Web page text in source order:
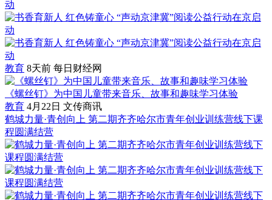
教育 8天前 每日财经网
《螺丝钉》为中国儿童带来音乐、故事和趣味学习体验
教育 4月22日 文传商讯
鹤城力量·青创向上 第二期齐齐哈尔市青年创业训练营线下课
程圆满结营